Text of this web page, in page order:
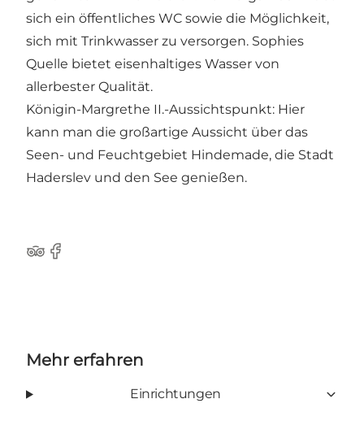
sich ein öffentliches WC sowie die Möglichkeit,
sich mit Trinkwasser zu versorgen. Sophies
Quelle bietet eisenhaltiges Wasser von
allerbester Qualität.
Königin-Margrethe II.-Aussichtspunkt: Hier
kann man die großartige Aussicht über das
Seen- und Feuchtgebiet Hindemade, die Stadt
Haderslev und den See genießen.
Tripadvisor
Facebook
Mehr erfahren
Einrichtungen